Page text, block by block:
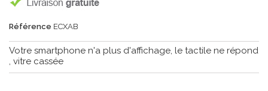
Référence ECXAB
Votre smartphone n'a plus d'affichage, le tactile ne répond
, vitre cassée